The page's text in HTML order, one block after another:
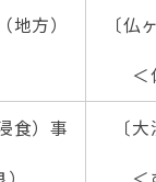
方）
〔仏
＜
食）事
〔